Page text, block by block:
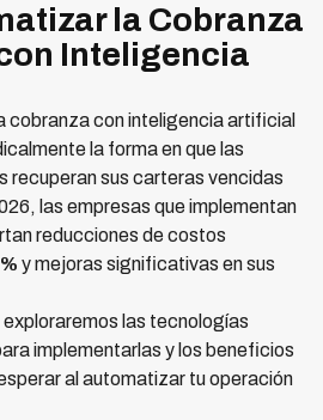
la Cobranza
Inteligencia
cobranza con inteligencia artificial
la forma en que las
recuperan sus carteras vencidas
las empresas que implementan
reducciones de costos
y mejoras significativas en sus
las tecnologías
implementarlas y los beneficios
al automatizar tu operación